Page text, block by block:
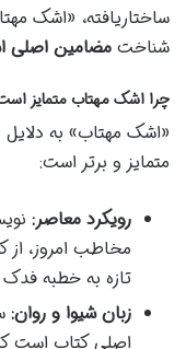
ساختاریافته، «اشک
شناختمضامین اصلی
چرا اشک مهتاب متمایز
«اشک مهتاب» به
متمایز و برتر است:
رویکرد معاصر:
مخاطب امروز، از
تازه به خطبه
زبان شیوا و روان:
اصلی کتاب است